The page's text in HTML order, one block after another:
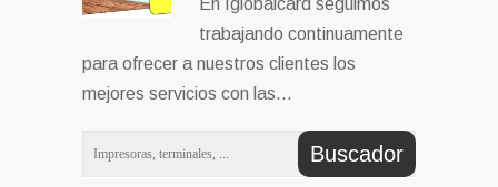
En Iglobalcard seguimos
trabajando continuamente
para ofrecer a nuestros clientes los
mejores servicios con las…